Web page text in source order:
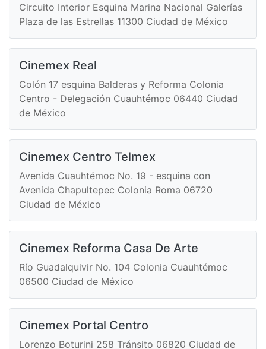
Circuito Interior Esquina Marina Nacional Galerías
Plaza de las Estrellas 11300 Ciudad de México
Cinemex Real
Colón 17 esquina Balderas y Reforma Colonia
Centro - Delegación Cuauhtémoc 06440 Ciudad
de México
Cinemex Centro Telmex
Avenida Cuauhtémoc No. 19 - esquina con
Avenida Chapultepec Colonia Roma 06720
Ciudad de México
Cinemex Reforma Casa De Arte
Río Guadalquivir No. 104 Colonia Cuauhtémoc
06500 Ciudad de México
Cinemex Portal Centro
Lorenzo Boturini 258 Tránsito 06820 Ciudad de